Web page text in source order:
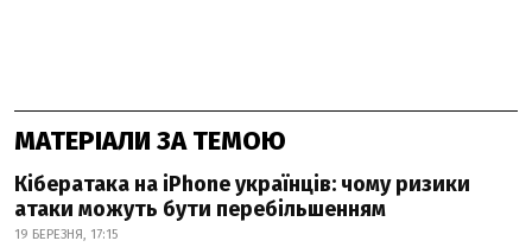
МАТЕРІАЛИ ЗА ТЕМОЮ
Кібератака на iPhone українців: чому ризики
атаки можуть бути перебільшенням
19 БЕРЕЗНЯ, 17:15